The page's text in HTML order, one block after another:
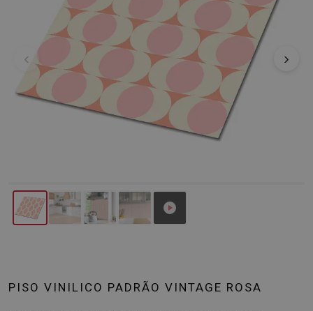
‹ ›
PISO VINILICO PADRÃO VINTAGE ROSA